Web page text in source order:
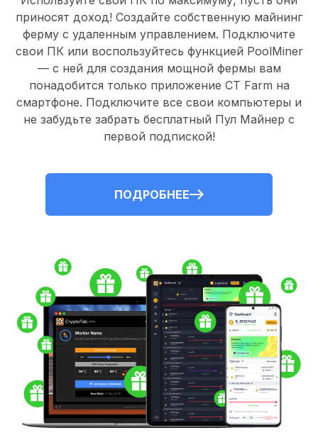
приносят доход! Создайте собственную майнинг
ферму с удаленным управлением. Подключите
свои ПКили воспользуйтесь функцией PoolMiner
— с ней для создания мощной фермы вам
понадобится только приложение CT Farm на
смартфоне. Подключите все свои компьютеры и
не забудьте забрать бесплатный Пул Майнер с
первой подпиской!
ПОДРОБНЕЕ